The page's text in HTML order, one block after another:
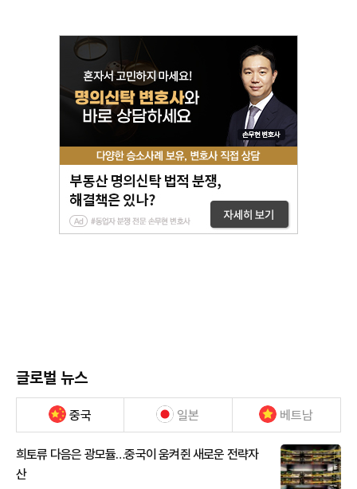
글로벌 뉴스
중국 일본 베트남
희토류 다음은 광모듈…중국이 움켜쥔 새로운 전략자
산